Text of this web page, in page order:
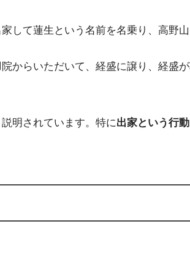
て蓮生という名前を名乗り、高野
からいただいて、経盛に譲り、経盛
明されています。特に出家という行動